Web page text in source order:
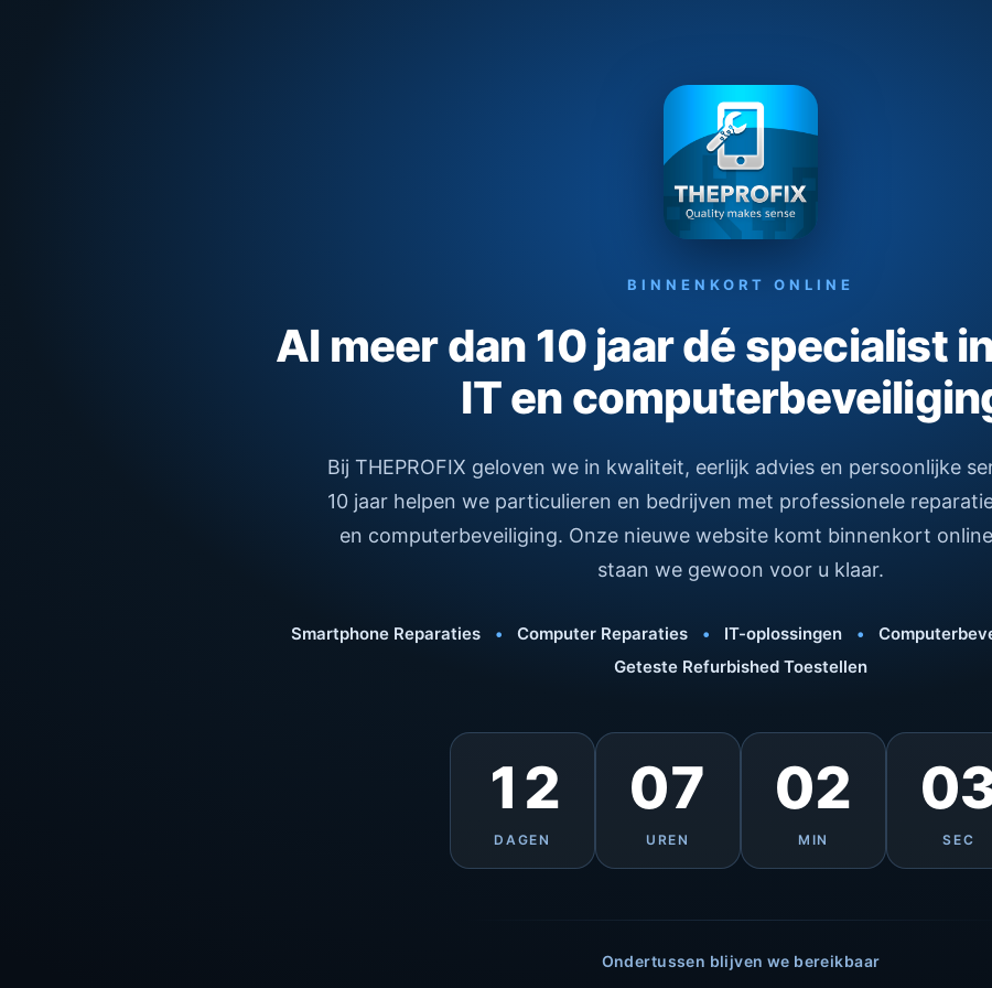
BINNENKORT ONLINE
Al meer dan 10 jaar dé specialist
IT en
Bij THEPROFIX geloven we in kwaliteit, eerlijk advies en persoonlijke
10 jaar helpen we particulieren en bedrijven met professionele
en computerbeveiliging. Onze nieuwe website komt binnenkort
staan we gewoon voor u klaar.
Smartphone Reparaties • Computer Reparaties • IT-oplossingen •
Geteste Refurbished Toestellen
12
DAGEN
07
UREN
02
MIN SEC
Ondertussen blijven we bereikbaar